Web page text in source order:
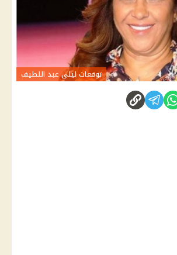
توقعات ليلى عبد اللطيف